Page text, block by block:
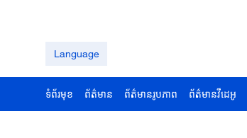
Language
ទំព័រមុខ ព័ត៌មាន ព័ត៌មានរូបភាព ព័ត៌មានវីដេអូ